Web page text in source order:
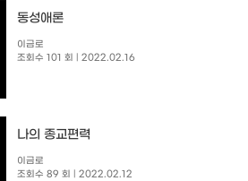
동성애론
이금로
조회수 101 회
| 2022.02.16
나의 종교편력
이금로
조회수 89 회
| 2022.02.12